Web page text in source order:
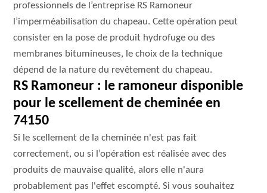
professionnels de l’entreprise RS Ramoneur
l’imperméabilisation du chapeau. Cette opération peut
consister en la pose de produit hydrofuge ou des
membranes bitumineuses, le choix de la technique
dépend de la nature du revêtement du chapeau.
RS Ramoneur : le ramoneur disponible
pour le scellement de cheminée en
74150
Si le scellement de la cheminée n'est pas fait
correctement, ou si l’opération est réalisée avec des
produits de mauvaise qualité, alors elle n'aura
probablement pas l'effet escompté. Si vous souhaitez